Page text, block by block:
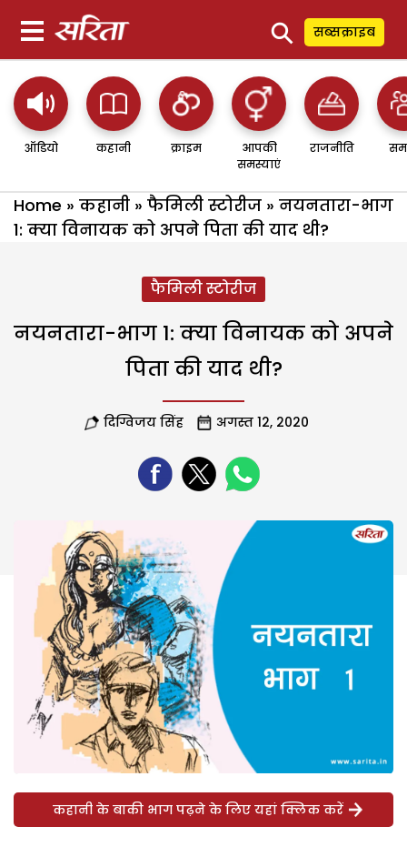
⚲ सब्सक्राइब
ऑडियो कहानी क्राइम
आपकी
समस्याएं
राजनीति
Home » कहानी » फैमिली स्टोरीज » नयनतारा-भाग
1: क्या विनायक को अपने पिता की याद थी?
फैमिली स्टोरीज
नयनतारा-भाग 1: क्या विनायक को अपने
पिता की याद थी?
दिग्विजय सिंह अगस्त 12, 2020
कहानी के बाकी भाग पढ़ने के लिए यहां क्लिक करें